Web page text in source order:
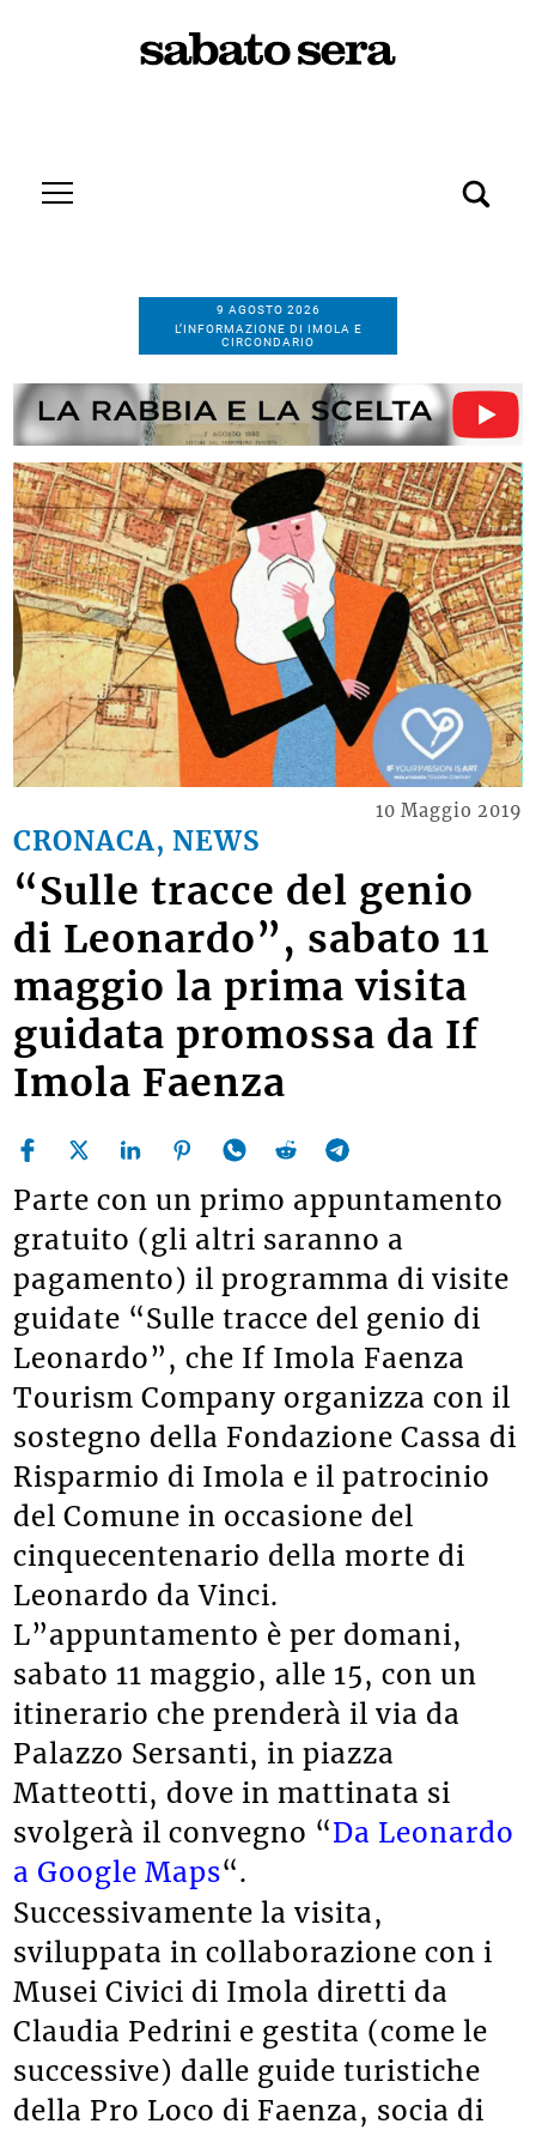
9 AGOSTO 2026
L’INFORMAZIONE DI IMOLA E
CIRCONDARIO
CRONACA, NEWS
10 Maggio 2019
“Sulle tracce del genio
di Leonardo”, sabato 11
maggio la prima visita
guidata promossa da If
Imola Faenza
Parte con un primo appuntamento
gratuito (gli altri saranno a
pagamento) il programma di visite
guidate “Sulle tracce del genio di
Leonardo”, che If Imola Faenza
Tourism Company organizza con il
sostegno della Fondazione Cassa di
Risparmio di Imola e il patrocinio
del Comune in occasione del
cinquecentenario della morte di
Leonardo da Vinci.
L”appuntamento è per domani,
sabato 11 maggio, alle 15, con un
itinerario che prenderà il via da
Palazzo Sersanti, in piazza
Matteotti, dove in mattinata si
svolgerà il convegno “Da Leonardo
a Google Maps“.
Successivamente la visita,
sviluppata in collaborazione con i
Musei Civici di Imola diretti da
Claudia Pedrini e gestita (come le
successive) dalle guide turistiche
della Pro Loco di Faenza, socia di